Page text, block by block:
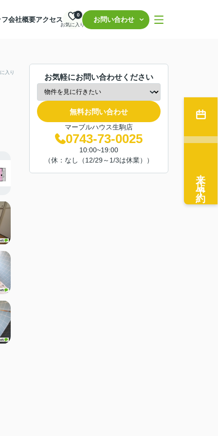
会社概要アクセス
お気に入り
0
お問い合わせ
入り
お気軽にお問い合わせください
無料お問い合わせ
マーブルハウス生駒店
0743-73-0025
10:00~19:00
（休：なし（12/29～1/3は休業））
来店予約